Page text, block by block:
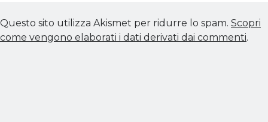
Questo sito utilizza Akismet per ridurre lo spam. Scopri
come vengono elaborati i dati derivati dai commenti.